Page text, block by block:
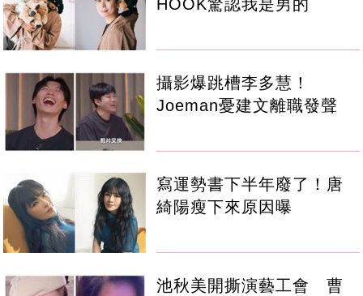
HOOK驚認我是男的
攝影爆跳槽李多慧！
Joeman憂建文離職發聲
寫運勢書下半年廢了！唐
綺陽瘦下來原因曝
池秋美開撕演藝工會 曹